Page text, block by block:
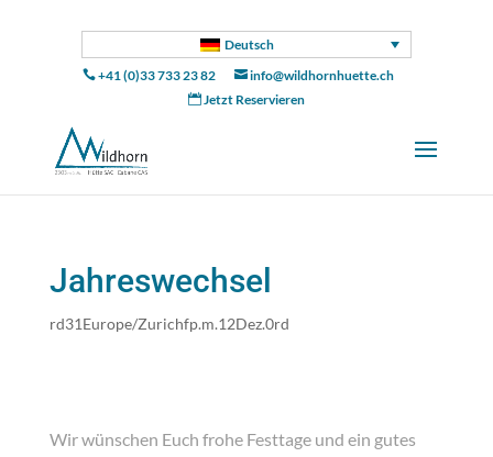
Deutsch
+41 (0)33 733 23 82 info@wildhornhuette.ch
Jetzt Reservieren
Jahreswechsel
rd31Europe/Zurichfp.m.12Dez.0rd
Wir wünschen Euch frohe Festtage und ein gutes